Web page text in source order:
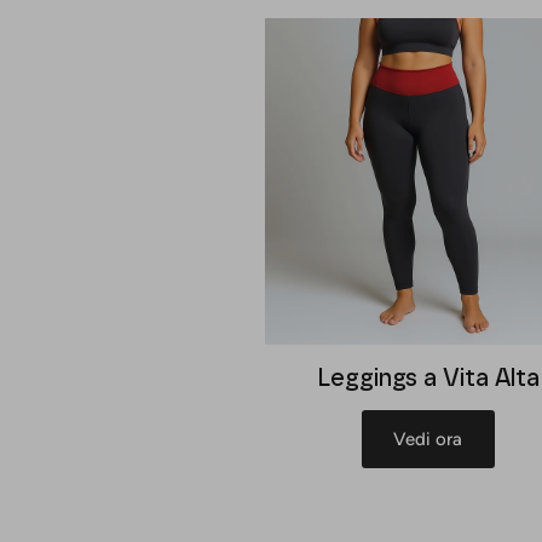
Leggings a Vita Alta
Vedi ora